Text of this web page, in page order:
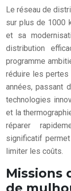
Le réseau de
sur plus de 1000
et sa
distribution
programme
réduire les pertes
années, passant
technologies
et la
réparer
significatif
limiter les coûts.
Missions
de